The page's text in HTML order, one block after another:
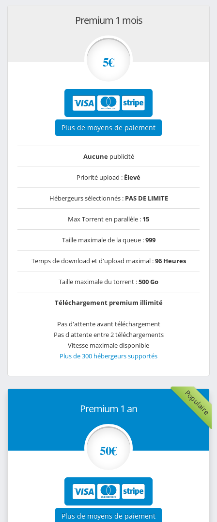
Premium 1 mois
5€
Plus de moyens de paiement
Aucunepublicité
Priorité upload : Élevé
Hébergeurs sélectionnés : PAS DE LIMITE
Max Torrent en parallèle : 15
Taille maximale de la queue :999
Temps de download et d'upload maximal :96 Heures
Taille maximale du torrent :500 Go
Téléchargement premium illimité
Pas d'attente avant téléchargement
Pas d'attente entre 2 téléchargements
Vitesse maximale disponible
Plus de 300 hébergeurs supportés
Populaire
Premium 1 an
50€
Plus de moyens de paiement